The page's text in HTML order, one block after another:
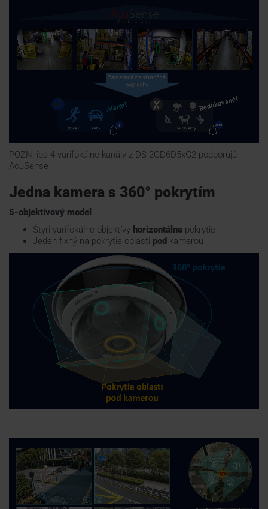
POZN: iba 4 varifokálne kanály z DS-2CD6D5xG2 podporujú
AcuSense
Jedna kamera s 360° pokrytím
5-objektívový model
Štyri varifokálne objektívy horizontálne pokrytie
Jeden fixný na pokrytie oblasti pod kamerou